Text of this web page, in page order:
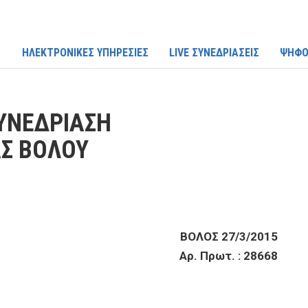
ΗΛΕΚΤΡΟΝΙΚΕΣ ΥΠΗΡΕΣΙΕΣ LIVE ΣΥΝΕΔΡΙΑΣΕΙΣ
ΒΟΛΟΥ
ΒΟΛΟΣ 27/3/2015
Αρ. Πρωτ. : 28668